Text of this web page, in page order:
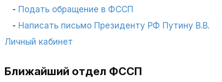
Подать обращение в ФССП
Написать письмо Президенту РФ Путину В.В.
Личный кабинет
Ближайший отдел ФССП